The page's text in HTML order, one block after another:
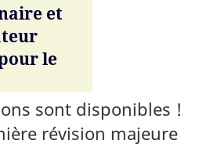
et
le
sont disponibles !
révision majeure